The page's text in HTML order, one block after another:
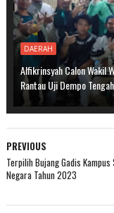
DAERAH
Alfikrinsyah Calon Wakil
Rantau Uji Dempo Tengah
PREVIOUS
Terpilih Bujang Gadis Kampus
Negara Tahun 2023